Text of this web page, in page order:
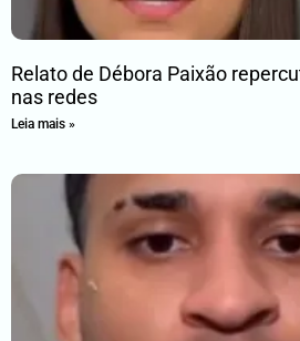
Relato de Débora Paixão
nas redes
Leia mais »